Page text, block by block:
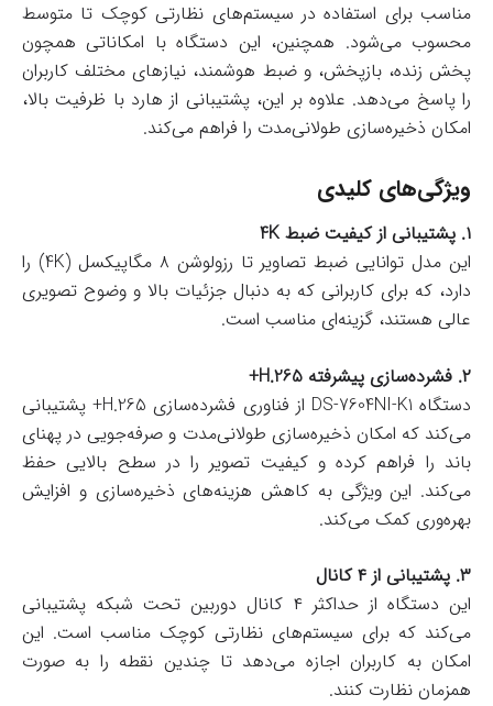
مناسب برای استفاده در سیستم‌های نظارتی کوچک تا متوسط
محسوب می‌شود. همچنین، این دستگاه با امکاناتی همچون
پخش زنده، بازپخش، و ضبط هوشمند، نیازهای مختلف کاربران
را پاسخ می‌دهد. علاوه بر این، پشتیبانی از هارد با ظرفیت بالا،
امکان ذخیره‌سازی طولانی‌مدت را فراهم می‌کند.
ویژگی‌های کلیدی
۱. پشتیبانی از کیفیت ضبط 4K
این مدل توانایی ضبط تصاویر تا رزولوشن ۸ مگاپیکسل (4K) را
دارد، که برای کاربرانی که به دنبال جزئیات بالا و وضوح تصویری
عالی هستند، گزینه‌ای مناسب است.
۲. فشرده‌سازی پیشرفته H.265+
دستگاه DS-7604NI-K1 از فناوری فشرده‌سازی H.265+ پشتیبانی
می‌کند که امکان ذخیره‌سازی طولانی‌مدت و صرفه‌جویی در پهنای
باند را فراهم کرده و کیفیت تصویر را در سطح بالایی حفظ
می‌کند. این ویژگی به کاهش هزینه‌های ذخیره‌سازی و افزایش
بهره‌وری کمک می‌کند.
۳. پشتیبانی از ۴ کانال
این دستگاه از حداکثر ۴ کانال دوربین تحت شبکه پشتیبانی
می‌کند که برای سیستم‌های نظارتی کوچک مناسب است. این
امکان به کاربران اجازه می‌دهد تا چندین نقطه را به صورت
همزمان نظارت کنند.